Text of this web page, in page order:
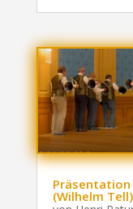
(Wilhelm Tell)